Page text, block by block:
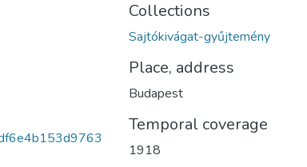
Collections
Sajtókivágat-gyűjtemény
Place, address
Budapest
Temporal coverage
1918